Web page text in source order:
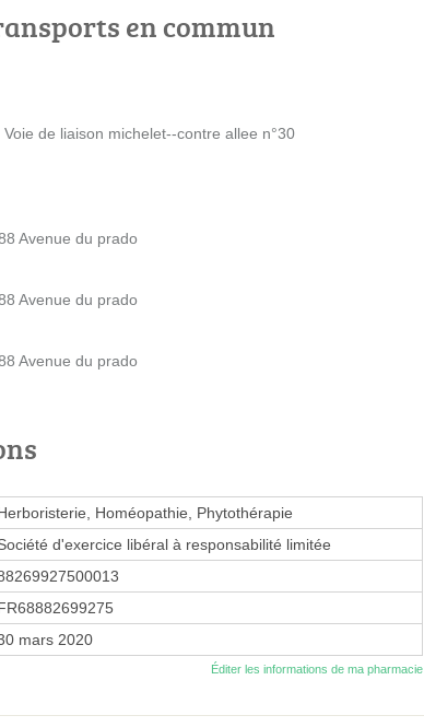
en commun
de liaison michelet--contre allee n°30
Avenue du prado
Avenue du prado
Avenue du prado
Homéopathie, Phytothérapie
d'exercice libéral à responsabilité limitée
mars 2020
Éditer les informations de ma pharmacie